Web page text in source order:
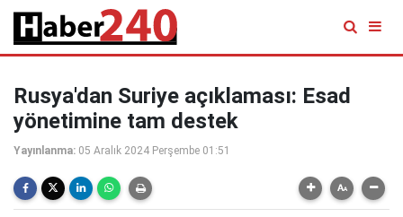
Rusya'dan Suriye açıklaması: Esad
yönetimine tam destek
Yayınlanma: 05 Aralık 2024 Perşembe 01:51